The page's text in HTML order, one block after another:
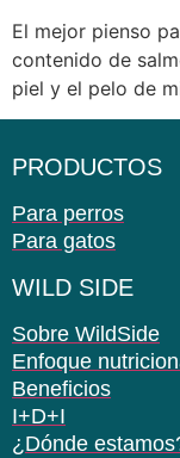
El mejor pienso
contenido de
piel y el pelo de
PRODUCTOS
Para perros
Para gatos
WILD SIDE
Sobre WildSide
Enfoque
Beneficios
I+D+I
¿Dónde